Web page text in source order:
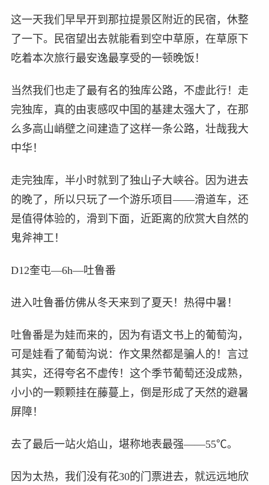
这一天我们早早开到那拉提景区附近的民宿，休整
了一下。民宿望出去就能看到空中草原，在草原下
吃着本次旅行最安逸最享受的一顿晚饭！
当然我们也走了最有名的独库公路，不虚此行！走
完独库，真的由衷感叹中国的基建太强大了，在那
么多高山峭壁之间建造了这样一条公路，壮哉我大
中华！
走完独库，半小时就到了独山子大峡谷。因为进去
的晚了，所以只玩了一个游乐项目——滑道车，还
是值得体验的，滑到下面，近距离的欣赏大自然的
鬼斧神工！
D12奎屯—6h—吐鲁番
进入吐鲁番仿佛从冬天来到了夏天！热得中暑！
吐鲁番是为娃而来的，因为有语文书上的葡萄沟，
可是娃看了葡萄沟说：作文果然都是骗人的！言过
其实，还得夸名不虚传！这个季节葡萄还没成熟，
小小的一颗颗挂在藤蔓上，倒是形成了天然的避暑
屏障！
去了最后一站火焰山，堪称地表最强——55℃。
因为太热，我们没有花30的门票进去，就远远地欣